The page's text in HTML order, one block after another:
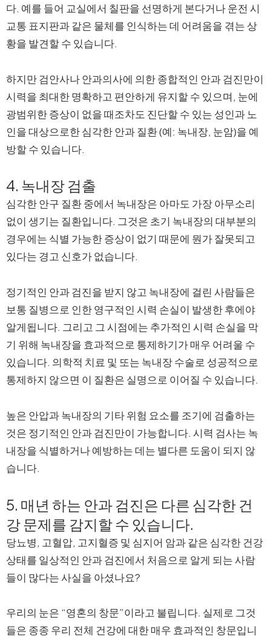
다. 예를 들어 교실에서 칠판을 선명하게 본다거나 운전 시
교통 표지판과 같은 물체를 인식하는 데 어려움을 겪는 상
황을 발견할 수 있습니다.
하지만 검안사나 안과의사에 의한 종합적인 안과 검진만이
시력을 최대한 명확하고 편안하게 유지할 수 있으며, 눈에
광범위한 증상이 없을 때조차도 진단할 수 있는 성인과 노
인을 대상으로한 심각한 안과 질환 (예: 녹내장, 눈암)을 예
방할 수 있습니다.
4. 녹내장 검출
심각한 안구 질환 중에서 녹내장은 아마도 가장 아무소리
없이 생기는 질환입니다. 그것은 초기 녹내장의 대부분의
경우에는 식별 가능한 증상이 없기 때문에 뭔가 잘못되고
있다는 경고 신호가 없습니다.
정기적인 안과 검진을 받지 않고 녹내장에 걸린 사람들은
보통 질병으로 인한 영구적인 시력 손실이 발생한 후에야
알게됩니다. 그리고 그 시점에는 추가적인 시력 손실을 막
기 위해 녹내장을 효과적으로 통제하기가 매우 어려울 수
있습니다. 의학적 치료 및 또는 녹내장 수술로 성공적으로
통제하지 않으면 이 질환은 실명으로 이어질 수 있습니다.
높은 안압과 녹내장의 기타 위험 요소를 조기에 검출하는
것은 정기적인 안과 검진만이 가능합니다. 시력 검사는 녹
내장을 식별하거나 예방하는 데는 별다른 도움이 되지 않
습니다.
5. 매년 하는 안과 검진은 다른 심각한 건
강 문제를 감지할 수 있습니다.
당뇨병, 고혈압, 고지혈증 및 심지어 암과 같은 심각한 건강
상태를 일상적인 안과 검진에서 처음으로 알게 되는 사람
들이 많다는 사실을 아셨나요?
우리의 눈은 “영혼의 창문”이라고 불립니다. 실제로 그것
들은 종종 우리 전체 건강에 대한 매우 효과적인 창문입니